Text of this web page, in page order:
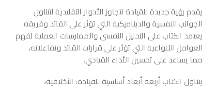
يقدم رؤية جديدة للقيادة تتجاوز الأدوار التقليدية لتتناول
الجوانب النفسية والديناميكية التي تؤثر على القائد وفريقه.
يعتمد الكتاب على التحليل النفسي والممارسات العملية لفهم
العوامل اللاواعية التي تؤثر على قرارات القائد وتفاعلاته،
مما يساعد على تحسين الأداء القيادي.
يتناول الكتاب أربعة أبعاد أساسية للقيادة: الأخلاقية،